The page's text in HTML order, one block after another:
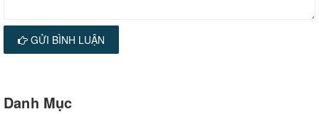
GỬI BÌNH LUẬN
Danh Mục